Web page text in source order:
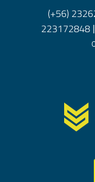
(+56)
223172848|